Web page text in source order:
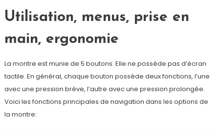
Utilisation, menus, prise en
main, ergonomie
La montre est munie de 5 boutons. Elle ne possède pas d’écran
tactile. En général, chaque bouton possède deux fonctions, l’une
avec une pression brève, l’autre avec une pression prolongée.
Voici les fonctions principales de navigation dans les options de
la montre: